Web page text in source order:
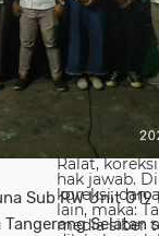
Sub RW Unit 019
Selatan